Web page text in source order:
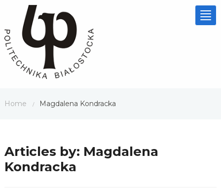
Home / Magdalena Kondracka
Articles by: Magdalena
Kondracka